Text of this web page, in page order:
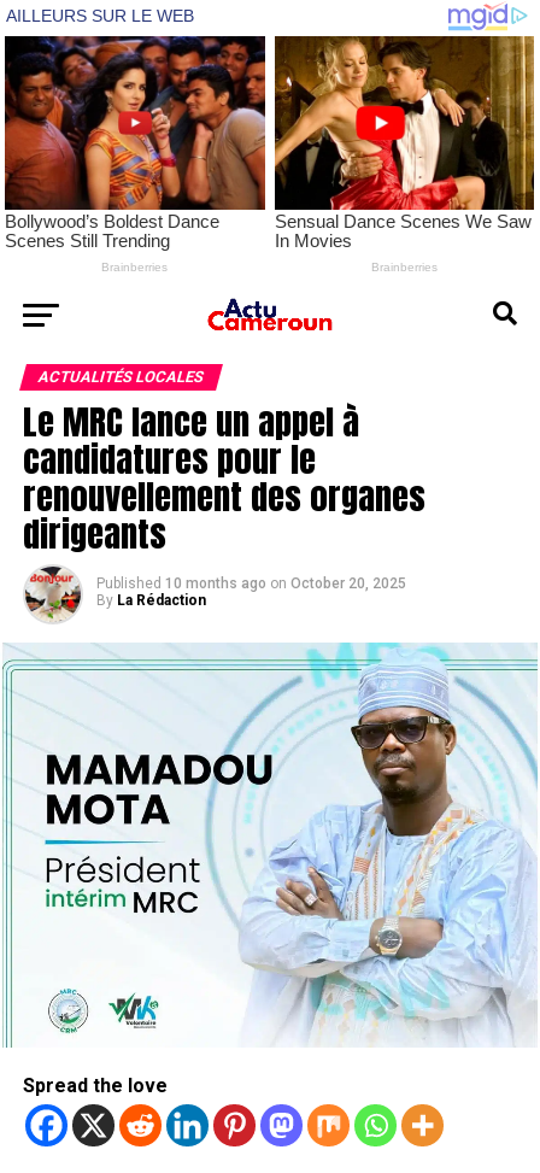
ACTUALITÉS LOCALES
Le MRC lance un appel à
candidatures pour le
renouvellement des organes
dirigeants
Published 10 months ago on October 20, 2025
By La Rédaction
Spread the love